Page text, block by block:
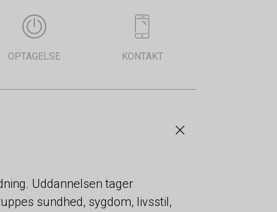
OPTAGELSE KONTAKT
Uddannelsen tager
sundhed, sygdom, livsstil,